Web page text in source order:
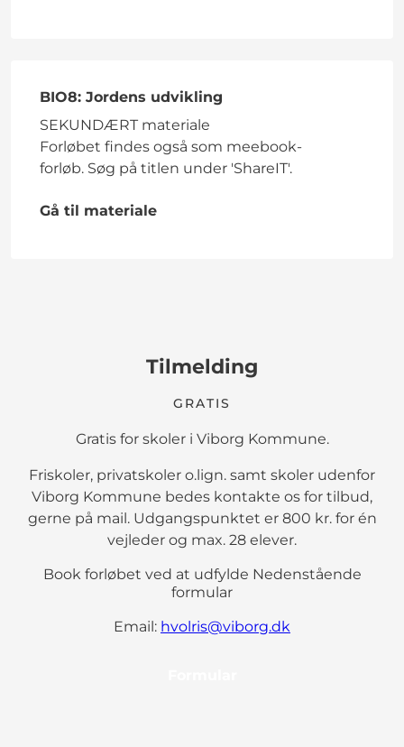
BIO8: Jordens udvikling
SEKUNDÆRT materiale
Forløbet findes også som meebook-
forløb. Søg på titlen under 'ShareIT'.
Gå til materiale
Tilmelding
GRATIS
Gratis for skoler i Viborg Kommune.
Friskoler, privatskoler o.lign. samt skoler udenfor
Viborg Kommune bedes kontakte os for tilbud,
gerne på mail. Udgangspunktet er 800 kr. for én
vejleder og max. 28 elever.
Book forløbet ved at udfylde Nedenstående
formular
Email: hvolris@viborg.dk